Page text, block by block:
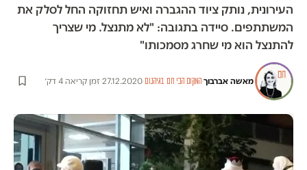
העירונית, נותק ציוד ההגברה ואיש תחזוקה החל לסלק את
המשתתפים. סיידה בתגובה: "לא מתנצל. מי שצריך
להתנצל הוא מי שחרג מסמכותו"
מאשה אברבוך·המקום הכי חם בגיהנום·
27.12.2020
·זמן קריאה 4 דק׳